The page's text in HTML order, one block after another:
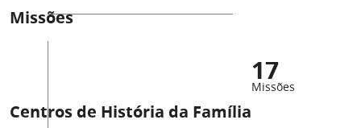
Missões
17
Missões
Centros de História da Família